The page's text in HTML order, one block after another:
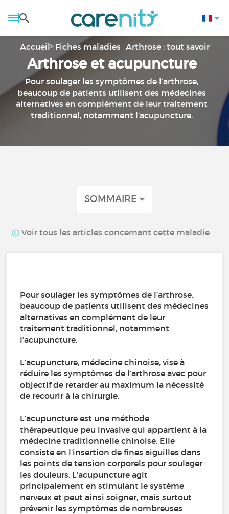
Accueil Fiches maladies Arthrose : tout savoir
Arthrose et acupuncture
Pour soulager les symptômes de l’arthrose,
beaucoup de patients utilisent des médecines
alternatives en complément de leur traitement
traditionnel, notamment l’acupuncture.
SOMMAIRE
Voir tous les articles concernant cette maladie
Pour soulager les symptômes de l’arthrose,
beaucoup de patients utilisent des médecines
alternatives en complément de leur
traitement traditionnel, notamment
l’acupuncture.
L’acupuncture, médecine chinoise, vise à
réduire les symptômes de l’arthrose avec pour
objectif de retarder au maximum la nécessité
de recourir à la chirurgie.
L’acupuncture est une méthode
thérapeutique peu invasive qui appartient à la
médecine traditionnelle chinoise. Elle
consiste en l’insertion de fines aiguilles dans
les points de tension corporels pour soulager
les douleurs. L’acupuncture agit
principalement en stimulant le système
nerveux et peut ainsi soigner, mais surtout
prévenir les symptômes de nombreuses